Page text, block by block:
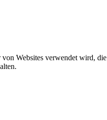
Websites verwendet wird,